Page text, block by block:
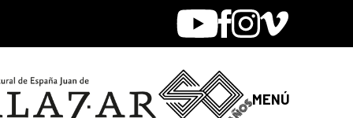
YoutubeFacebook
Instagram
Vimeo
MENÚ